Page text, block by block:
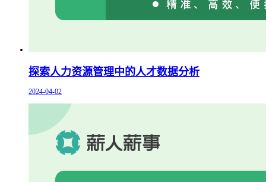
探索人力资源管理中的人才数据分析
2024-04-02